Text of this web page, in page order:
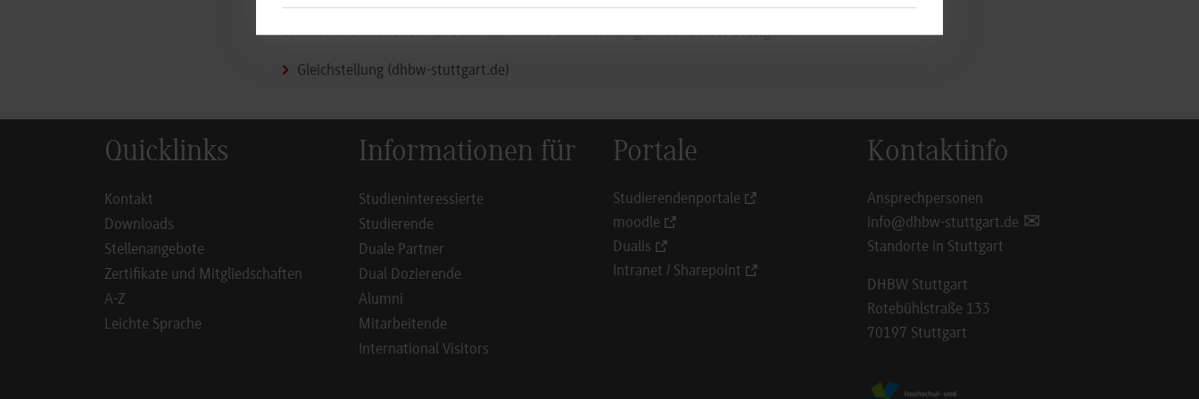
Weitere Informationen rund um das Thema Gleichstellung an der DHBW Stuttgart:
Gleichstellung (dhbw-stuttgart.de)
Quicklinks
Kontakt
Downloads
Stellenangebote
Zertifikate und Mitgliedschaften
A-Z
Leichte Sprache
Informationen für
Studieninteressierte
Studierende
Duale Partner
Dual Dozierende
Alumni
Mitarbeitende
International Visitors
Portale
Studierendenportale
moodle
Dualis
Intranet / Sharepoint
Kontaktinfo
Ansprechpersonen
info@dhbw-stuttgart.de
Standorte in Stuttgart
DHBW Stuttgart
Rotebühlstraße 133
70197 Stuttgart